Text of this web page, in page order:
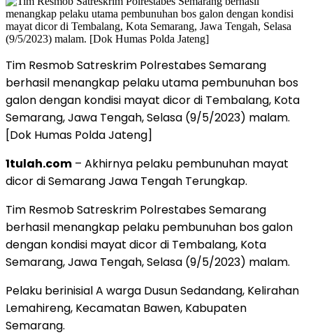
Tim Resmob Satreskrim Polrestabes Semarang
berhasil menangkap pelaku utama pembunuhan bos
galon dengan kondisi mayat dicor di Tembalang, Kota
Semarang, Jawa Tengah, Selasa (9/5/2023) malam.
[Dok Humas Polda Jateng]
1tulah.com – Akhirnya pelaku pembunuhan mayat
dicor di Semarang Jawa Tengah Terungkap.
Tim Resmob Satreskrim Polrestabes Semarang
berhasil menangkap pelaku pembunuhan bos galon
dengan kondisi mayat dicor di Tembalang, Kota
Semarang, Jawa Tengah, Selasa (9/5/2023) malam.
Pelaku berinisial A warga Dusun Sedandang, Kelirahan
Lemahireng, Kecamatan Bawen, Kabupaten
Semarang.